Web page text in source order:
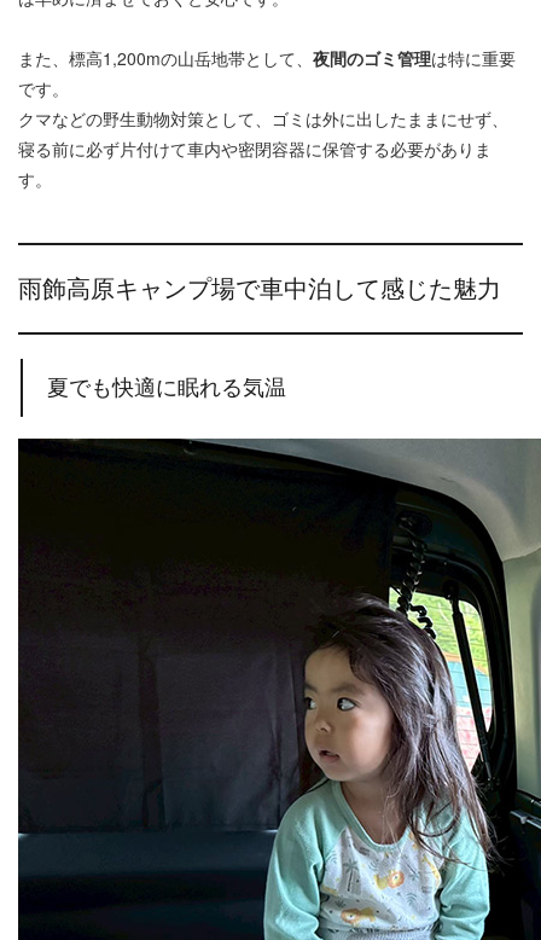
また、標高1,200mの山岳地帯として、 夜間のゴミ管理は特に重要
です。
クマなどの野生動物対策として、ゴミは外に出したままにせず、
寝る前に必ず片付けて車内や密閉容器に保管する必要がありま
す。
雨飾高原キャンプ場で車中泊して感じた魅力
夏でも快適に眠れる気温